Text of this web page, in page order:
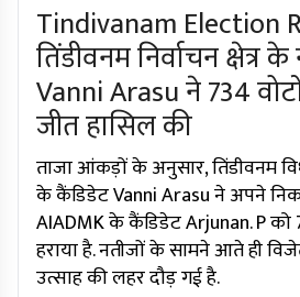
Tindivanam Election
तिंडीवनम निर्वाचन क्षेत्र
Vanni Arasu ने 734
जीत हासिल की
ताजा आंकड़ों के अनुसार, तिंडीवनम
के कैंडिडेट Vanni Arasu ने अपने
AIADMK के कैंडिडेट Arjunan. P
हराया है. नतीजों के सामने आते ही
उत्साह की लहर दौड़ गई है.